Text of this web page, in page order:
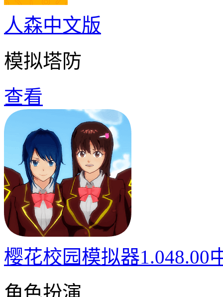
人森中文版
模拟塔防
查看
樱花校园模拟器1.048.00
角色扮演